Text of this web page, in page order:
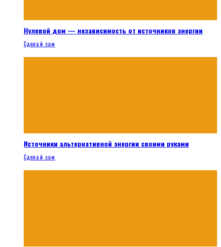
Нулевой дом — независимость от источников энергии
Сделай сам
Источники альтернативной энергии своими руками
Сделай сам